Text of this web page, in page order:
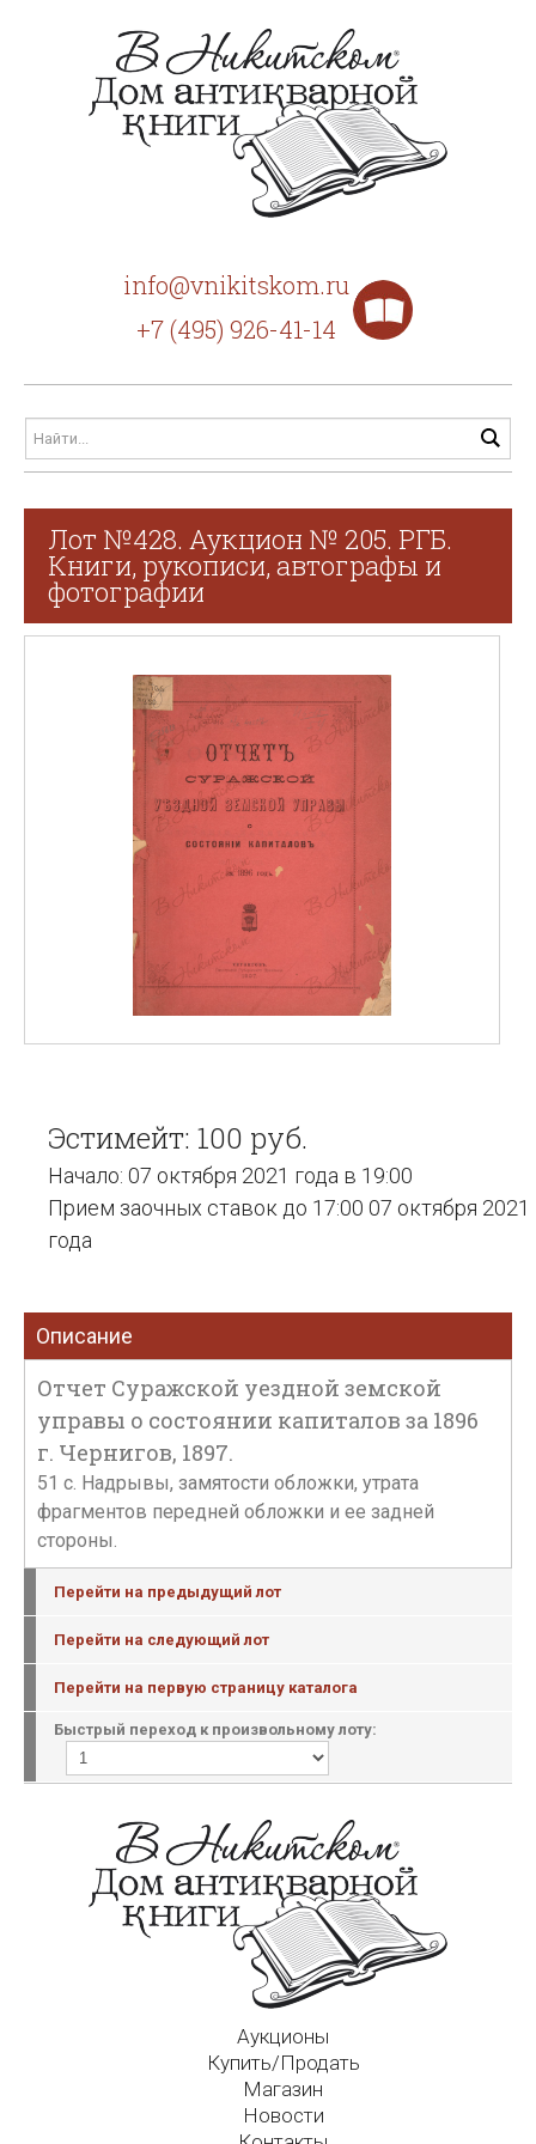
info@vnikitskom.ru
+7 (495) 926-41-14
Лот №428. Аукцион № 205. РГБ.
Книги, рукописи, автографы и
фотографии
Эстимейт: 100 руб.
Начало: 07 октября 2021 года в 19:00
Прием заочных ставок до 17:00 07 октября 2021
года
Описание
Отчет Суражской уездной земской
управы о состоянии капиталов за 1896
г. Чернигов, 1897.
51 с. Надрывы, замятости обложки, утрата
фрагментов передней обложки и ее задней
стороны.
Перейти на предыдущий лот
Перейти на следующий лот
Перейти на первую страницу каталога
Быстрый переход к произвольному лоту:
Аукционы
Купить/Продать
Магазин
Новости